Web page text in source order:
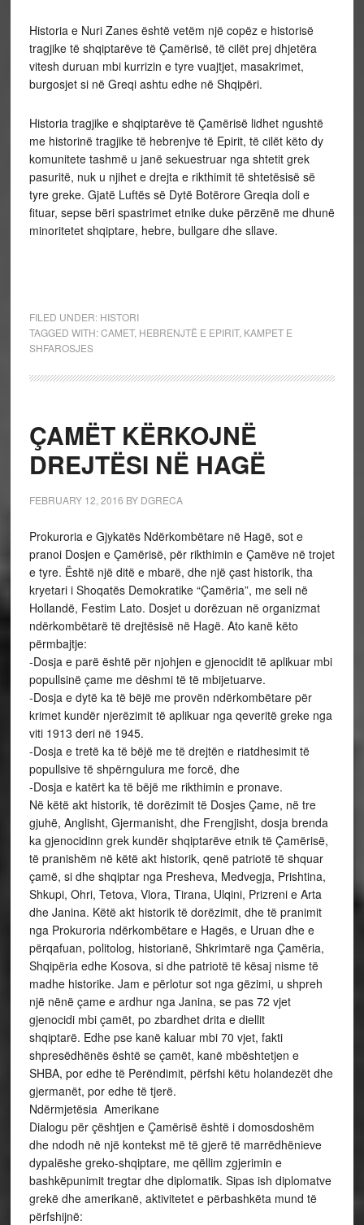
Historia e Nuri Zanes është vetëm një copëz e historisë
tragjike të shqiptarëve të Çamërisë, të cilët prej dhjetëra
vitesh duruan mbi kurrizin e tyre vuajtjet, masakrimet,
burgosjet si në Greqi ashtu edhe në Shqipëri.
Historia tragjike e shqiptarëve të Çamërisë lidhet ngushtë
me historinë tragjike të hebrenjve të Epirit, të cilët këto dy
komunitete tashmë u janë sekuestruar nga shtetit grek
pasuritë, nuk u njihet e drejta e rikthimit të shtetësisë së
tyre greke. Gjatë Luftës së Dytë Botërore Greqia doli e
fituar, sepse bëri spastrimet etnike duke përzënë me dhunë
minoritetet shqiptare, hebre, bullgare dhe sllave.
FILED UNDER: HISTORI
TAGGED WITH:CAMET, HEBRENJTË E EPIRIT, KAMPET E
SHFAROSJES
ÇAMËT KËRKOJNË
DREJTËSI NË HAGË
FEBRUARY 12, 2016 BY DGRECA
Prokuroria e Gjykatës Ndërkombëtare në Hagë, sot e
pranoi Dosjen e Çamërisë, për rikthimin e Çamëve në trojet
e tyre. Është një ditë e mbarë, dhe një çast historik, tha
kryetari i Shoqatës Demokratike “Çamëria”, me seli në
Hollandë, Festim Lato. Dosjet u dorëzuan në organizmat
ndërkombëtarë të drejtësisë në Hagë. Ato kanë këto
përmbajtje:
-Dosja e parë është për njohjen e gjenocidit të aplikuar mbi
popullsinë çame me dëshmi të të mbijetuarve.
-Dosja e dytë ka të bëjë me provën ndërkombëtare për
krimet kundër njerëzimit të aplikuar nga qeveritë greke nga
viti 1913 deri në 1945.
-Dosja e tretë ka të bëjë me të drejtën e riatdhesimit të
popullsive të shpërngulura me forcë, dhe
-Dosja e katërt ka të bëjë me rikthimin e pronave.
Në këtë akt historik, të dorëzimit të Dosjes Çame, në tre
gjuhë, Anglisht, Gjermanisht, dhe Frengjisht, dosja brenda
ka gjenocidinn grek kundër shqiptarëve etnik të Çamërisë,
të pranishëm në këtë akt historik, qenë patriotë të shquar
çamë, si dhe shqiptar nga Presheva, Medvegja, Prishtina,
Shkupi, Ohri, Tetova, Vlora, Tirana, Ulqini, Prizreni e Arta
dhe Janina. Këtë akt historik të dorëzimit, dhe të pranimit
nga Prokuroria ndërkombëtare e Hagës, e Uruan dhe e
përqafuan, politolog, historianë, Shkrimtarë nga Çamëria,
Shqipëria edhe Kosova, si dhe patriotë të kësaj nisme të
madhe historike. Jam e përlotur sot nga gëzimi, u shpreh
një nënë çame e ardhur nga Janina, se pas 72 vjet
gjenocidi mbi çamët, po zbardhet drita e diellit
shqiptarë. Edhe pse kanë kaluar mbi 70 vjet, fakti
shpresëdhënës është se çamët, kanë mbështetjen e
SHBA, por edhe të Perëndimit, përfshi këtu holandezët dhe
gjermanët, por edhe të tjerë.
Ndërmjetësia Amerikane
Dialogu për çështjen e Çamërisë është i domosdoshëm
dhe ndodh në një kontekst më të gjerë të marrëdhënieve
dypalëshe greko-shqiptare, me qëllim zgjerimin e
bashkëpunimit tregtar dhe diplomatik. Sipas ish diplomatve
grekë dhe amerikanë, aktivitetet e përbashkëta mund të
përfshijnë: